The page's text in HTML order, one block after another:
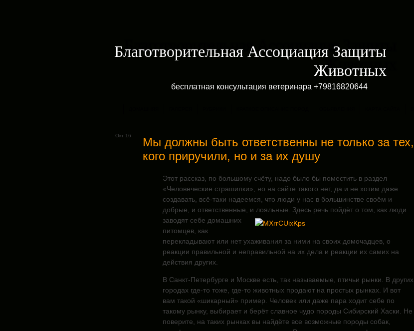
Благотворительная Ассоциация Защиты
Животных
бесплатная консультация ветеринара +79816820644
Окт 16
Мы должны быть ответственны не только за тех,
кого приручили, но и за их душу
Этот рассказ, по большому счёту, надо было бы поместить в раздел
«Человеческие страшилки», но на сайте такого нет, да и не хотим даже
создавать, всё-таки надеемся, что люди у нас в большинстве своём и
добрые, и ответственные, и лояльные. Здесь речь пойдёт о том, как люди
заводят себе домашних
питомцев, как
перекладывают или нет ухаживания за ними на своих домочадцев, о
реакции правильной и неправильной на их дела и реакции их самих на
действия других.
В Санкт-Петербурге и Москве есть, так называемые, птичьи рынки. В других
городах где-то тоже, где-то животных продаютна простых рынках. И вот
вам такой «шикарный» пример. Человек или даже пара ходит себе по
такому рынку, выбирает и берёт славное чудо породы Сибирский Хаски. Не
поверите, на таких рынках вы найдёте все возможные породы собак,